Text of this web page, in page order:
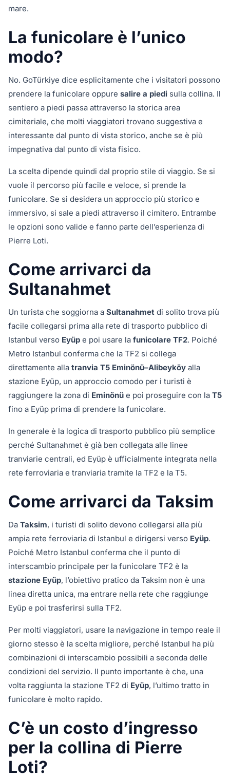
mare.
La funicolare è l’unico
modo?
No. GoTürkiye dice esplicitamente che i visitatori possono
prendere la funicolare oppure salire a piedi sulla collina. Il
sentiero a piedi passa attraverso la storica area
cimiteriale, che molti viaggiatori trovano suggestiva e
interessante dal punto di vista storico, anche se è più
impegnativa dal punto di vista fisico.
La scelta dipende quindi dal proprio stile di viaggio. Se si
vuole il percorso più facile e veloce, si prende la
funicolare. Se si desidera un approccio più storico e
immersivo, si sale a piedi attraverso il cimitero. Entrambe
le opzioni sono valide e fanno parte dell’esperienza di
Pierre Loti.
Come arrivarci da
Sultanahmet
Un turista che soggiorna a Sultanahmet di solito trova più
facile collegarsi prima alla rete di trasporto pubblico di
Istanbul verso Eyüp e poi usare la funicolare TF2. Poiché
Metro Istanbul conferma che la TF2 si collega
direttamente alla tranvia T5 Eminönü–Alibeyköy alla
stazione Eyüp, un approccio comodo per i turisti è
raggiungere la zona di Eminönü e poi proseguire con la T5
fino a Eyüp prima di prendere la funicolare.
In generale è la logica di trasporto pubblico più semplice
perché Sultanahmet è già ben collegata alle linee
tranviarie centrali, ed Eyüp è ufficialmente integrata nella
rete ferroviaria e tranviaria tramite la TF2 e la T5.
Come arrivarci da Taksim
Da Taksim, i turisti di solito devono collegarsi alla più
ampia rete ferroviaria di Istanbul e dirigersi verso Eyüp.
Poiché Metro Istanbul conferma che il punto di
interscambio principale per la funicolare TF2 è la
stazione Eyüp, l’obiettivo pratico da Taksim non è una
linea diretta unica, ma entrare nella rete che raggiunge
Eyüp e poi trasferirsi sulla TF2.
Per molti viaggiatori, usare la navigazione in tempo reale il
giorno stesso è la scelta migliore, perché Istanbul ha più
combinazioni di interscambio possibili a seconda delle
condizioni del servizio. Il punto importante è che, una
volta raggiunta la stazione TF2 di Eyüp, l’ultimo tratto in
funicolare è molto rapido.
C’è un costo d’ingresso
per la collina di Pierre
Loti?